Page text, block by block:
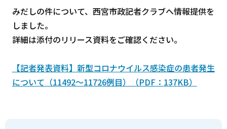
みだしの件について、西宮市政記者クラブへ情報提供を
しました。
詳細は添付のリリース資料をご確認ください。
【記者発表資料】新型コロナウイルス感染症の患者発生
について（11492～11726例目）（PDF：137KB）